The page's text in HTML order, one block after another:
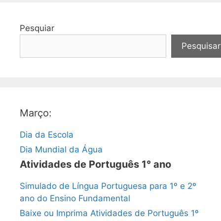
Pesquiar
Pesquisar
Março:
Dia da Escola
Dia Mundial da Água
Atividades de Português 1° ano
Simulado de Língua Portuguesa para 1º e 2º
ano do Ensino Fundamental
Baixe ou Imprima Atividades de Português 1º